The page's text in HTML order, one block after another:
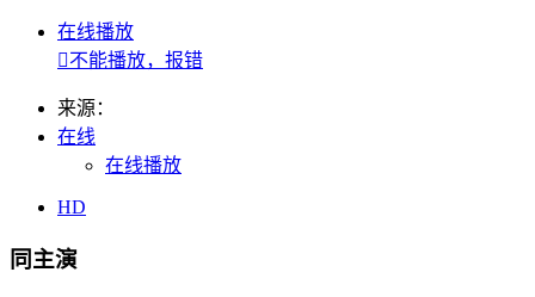
在线播放
不能播放，报错
来源：
在线
在线播放
HD
同主演